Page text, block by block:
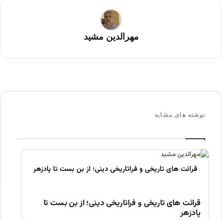
مهرالدین مشید
نوشته های مشابه
قرائت های تاریخی و فراتاریخی دینی؛ از بن بست تا
پادزهر